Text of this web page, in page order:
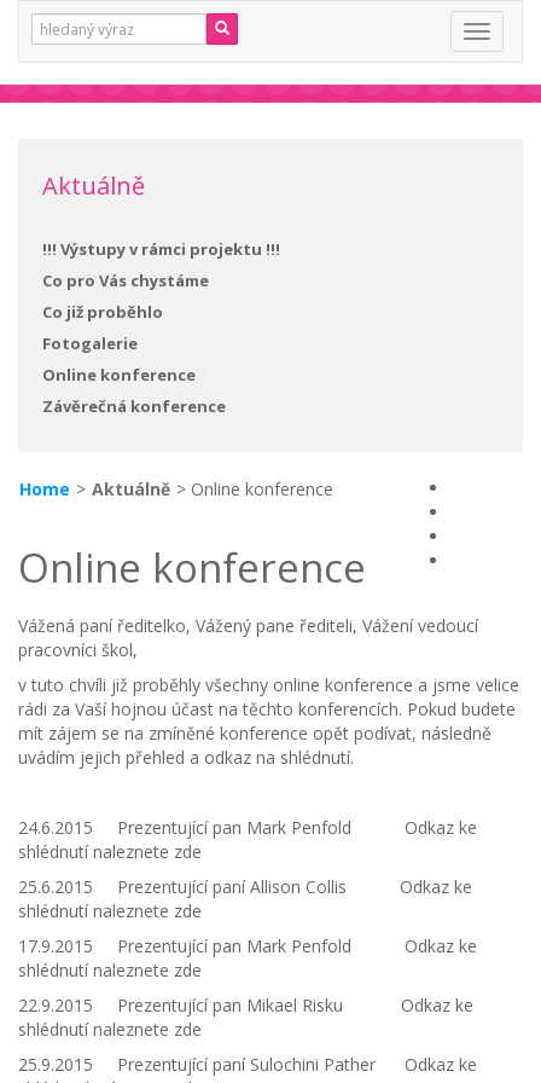
Vyhledávání:
Toggle
Aktuálně
!!! Výstupy v rámci projektu !!!
Co pro Vás chystáme
Co již proběhlo
Fotogalerie
Online konference
Závěrečná konference
Home > Aktuálně > Online konference
Online konference
Vážená paní ředitelko, Vážený pane řediteli, Vážení vedoucí
pracovníci škol,
v tuto chvíli již proběhly všechny online konference a jsme velice
rádi za Vaší hojnou účast na těchto konferencích. Pokud budete
mít zájem se na zmíněné konference opět podívat, následně
uvádím jejich přehled a odkaz na shlédnutí.
24.6.2015 Prezentující pan Mark Penfold Odkaz ke
shlédnutí naleznete zde
25.6.2015 Prezentující paní Allison Collis Odkaz ke
shlédnutí naleznete zde
17.9.2015 Prezentující pan Mark Penfold Odkaz ke
shlédnutí naleznete zde
22.9.2015 Prezentující pan Mikael Risku Odkaz ke
shlédnutí naleznete zde
25.9.2015 Prezentující paní Sulochini Pather Odkaz ke